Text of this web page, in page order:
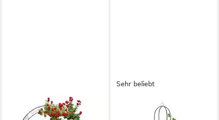
Rosenbogen Rankbogen für
Sehr beliebt
Rankhilfe Rankobelisk aus